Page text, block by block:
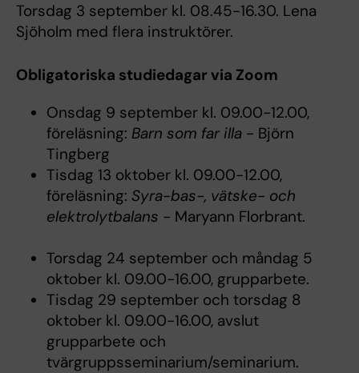
Torsdag 3 september kl. 08.45-16.30. Lena
Sjöholm med flera instruktörer.
Obligatoriska studiedagar via Zoom
Onsdag 9 september kl. 09.00-12.00,
föreläsning: Barn som far illa- Björn
Tingberg
Tisdag 13 oktober kl. 09.00-12.00,
föreläsning: Syra-bas-, vätske- och
elektrolytbalans - Maryann Florbrant.
Torsdag 24 september och måndag 5
oktober kl. 09.00-16.00, grupparbete.
Tisdag 29 september och torsdag 8
oktober kl. 09.00-16.00, avslut
grupparbete och
tvärgruppsseminarium/seminarium.